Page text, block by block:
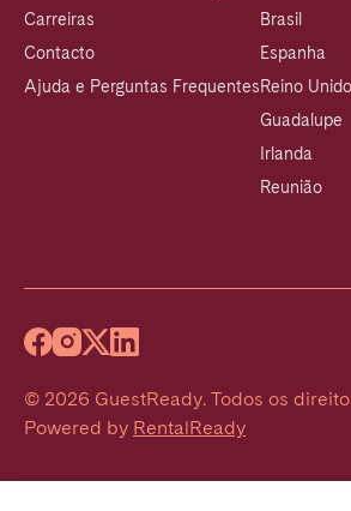
Carreiras
Contacto
Ajuda e Perguntas Frequentes
Brasil
Espanha
Reino Unido
Guadalupe
Irlanda
Reunião
© 2026 GuestReady. Todos os
Powered by RentalReady